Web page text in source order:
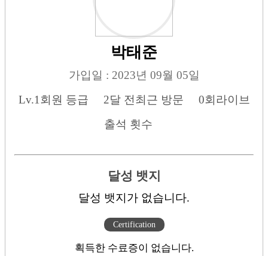
박태준
가입일 : 2023년 09월 05일
Lv.1 회원 등급 2달 전 최근 방문 0회 라이브
출석 횟수
달성 뱃지
달성 뱃지가 없습니다.
Certification
획득한 수료증이 없습니다.